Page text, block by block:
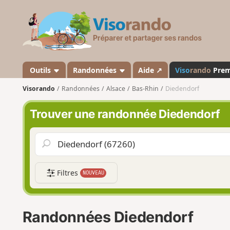
s
a
n
o
Outils Randonnées Aide ↗ Visorando
Visorando Randonnées Alsace Bas-Rhin Diedendorf
Trouver une randonnée Diedendorf
Filtres NOUVEAU
Randonnées Diedendorf